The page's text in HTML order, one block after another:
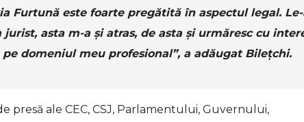
Furtună este foarte pregătită în aspectul legal.
asta m-a și atras, de asta și urmăresc cu
domeniul meu profesional”, a adăugat Bilețchi.
presă ale CEC, CSJ, Parlamentului, Guvernului,